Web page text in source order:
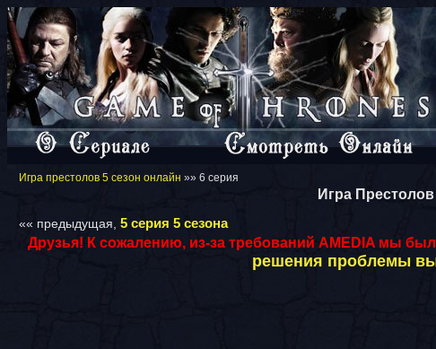
Игра престолов 5 сезон онлайн »» 6 серия
Игра
«« предыдущая, 5 серия 5 сезона
Друзья! К сожалению, из-за требований AMEDIA мы
решения проблемы вы